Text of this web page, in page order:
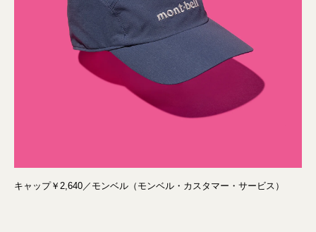
キャップ￥2,640／モンベル（モンベル・カスタマー・サービス）